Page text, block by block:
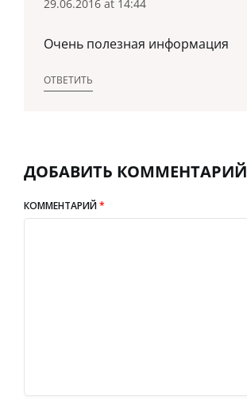
29.06.2016 at 14:44
Очень полезная информация
ОТВЕТИТЬ
ДОБАВИТЬ КОММЕНТАРИЙ
КОММЕНТАРИЙ*